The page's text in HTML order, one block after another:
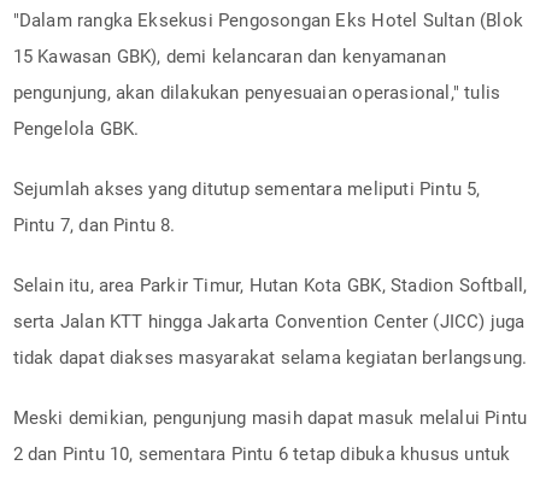
"Dalam rangka Eksekusi Pengosongan Eks Hotel Sultan (Blok
15 Kawasan GBK), demi kelancaran dan kenyamanan
pengunjung, akan dilakukan penyesuaian operasional," tulis
Pengelola GBK.
Sejumlah akses yang ditutup sementara meliputi Pintu 5,
Pintu 7, dan Pintu 8.
Selain itu, area Parkir Timur, Hutan Kota GBK, Stadion Softball,
serta Jalan KTT hingga Jakarta Convention Center (JICC) juga
tidak dapat diakses masyarakat selama kegiatan berlangsung.
Meski demikian, pengunjung masih dapat masuk melalui Pintu
2 dan Pintu 10, sementara Pintu 6 tetap dibuka khusus untuk